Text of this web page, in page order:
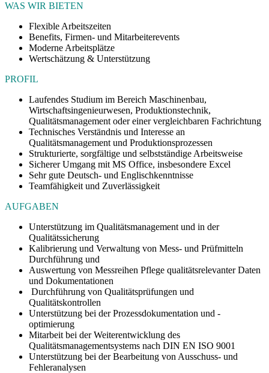
WAS WIR BIETEN
Flexible Arbeitszeiten
Benefits, Firmen- und Mitarbeiterevents
Moderne Arbeitsplätze
Wertschätzung & Unterstützung
PROFIL
Laufendes Studium im Bereich Maschinenbau,
Wirtschaftsingenieurwesen, Produktionstechnik,
Qualitätsmanagement oder einer vergleichbaren Fachrichtung
Technisches Verständnis und Interesse an
Qualitätsmanagement und Produktionsprozessen
Strukturierte, sorgfältige und selbstständige Arbeitsweise
Sicherer Umgang mit MS Office, insbesondere Excel
Sehr gute Deutsch- und Englischkenntnisse
Teamfähigkeit und Zuverlässigkeit
AUFGABEN
Unterstützung im Qualitätsmanagement und in der
Qualitätssicherung
Kalibrierung und Verwaltung von Mess- und Prüfmitteln
Durchführung und
Auswertung von Messreihen Pflege qualitätsrelevanter Daten
und Dokumentationen
Durchführung von Qualitätsprüfungen und
Qualitätskontrollen
Unterstützung bei der Prozessdokumentation und -
optimierung
Mitarbeit bei der Weiterentwicklung des
Qualitätsmanagementsystems nach DIN EN ISO 9001
Unterstützung bei der Bearbeitung von Ausschuss- und
Fehleranalysen